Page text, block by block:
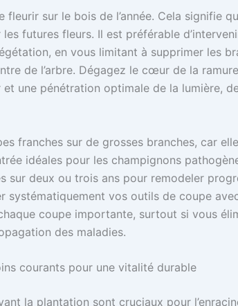
fleurir sur le bois de l’année. Cela signifie
les futures fleurs. Il est préférable
en vous limitant à supprimer les
de l’arbre. Dégagez le cœur de la
et une pénétration optimale de la lumière,
franches sur de grosses branches, car
idéales pour les champignons
sur deux ou trois ans pour remodeler
systématiquement vos outils de coupe
coupe importante, surtout si vous
des maladies.
courants pour une vitalité durable
la plantation sont cruciaux pour